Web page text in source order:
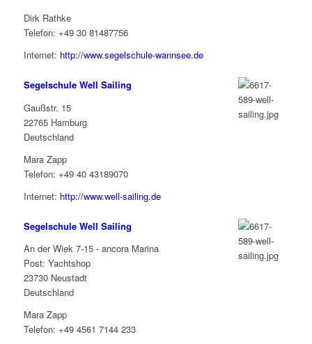
Dirk Rathke
Telefon: +49 30 81487756
Internet: http://www.segelschule-wannsee.de
Segelschule Well Sailing
Gaußstr. 15
22765 Hamburg
Deutschland
Mara Zapp
Telefon: +49 40 43189070
Internet: http://www.well-sailing.de
Segelschule Well Sailing
An der Wiek 7-15 - ancora Marina
Post: Yachtshop
23730 Neustadt
Deutschland
Mara Zapp
Telefon: +49 4561 7144 233